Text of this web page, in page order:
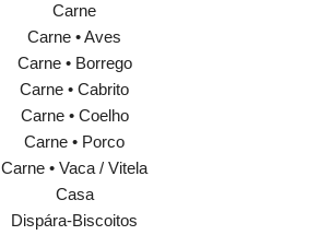
Carne
Carne • Aves
Carne • Borrego
Carne • Cabrito
Carne • Coelho
Carne • Porco
Carne • Vaca / Vitela
Casa
Dispára-Biscoitos